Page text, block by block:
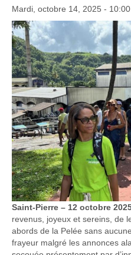
Mardi, octobre 14, 2025 - 10:00
Saint-Pierre – 12 octobre
revenus, joyeux et sereins, de
abords de la Pelée sans
frayeur malgré les annonces